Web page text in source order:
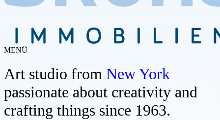
MENÜ
Art studio from New York
passionate about creativity and
crafting things since 1963.